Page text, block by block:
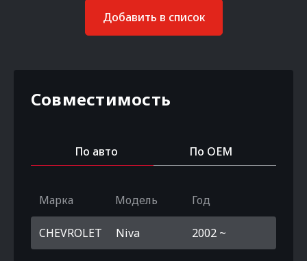
Добавить в список
Совместимость
По авто По OEM
Марка Модель Год
CHEVROLET Niva 2002 ~